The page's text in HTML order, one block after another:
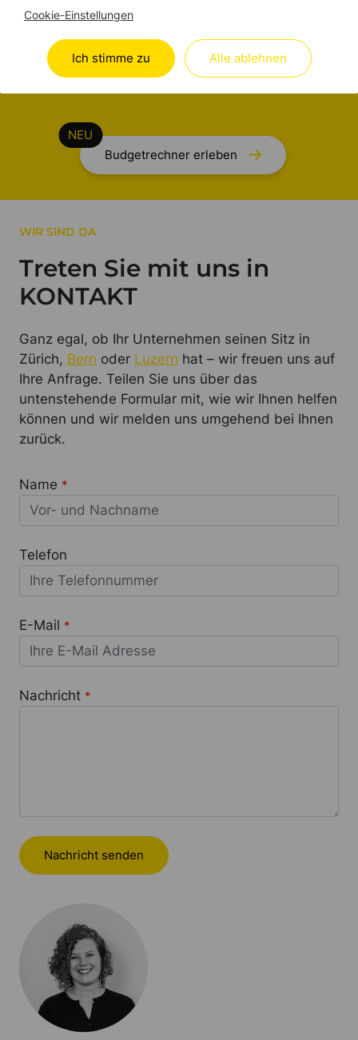
Brandschutz-Projekt in Zürich oder der Region –
und das in nur wenigen Minuten.
Budgetrechner erleben
WIR SIND DA
Treten Sie mit uns in
KONTAKT
Ganz egal, ob Ihr Unternehmen seinen Sitz in
Zürich, Bern oder Luzern hat – wir freuen uns auf
Ihre Anfrage. Teilen Sie uns über das
untenstehende Formular mit, wie wir Ihnen helfen
können und wir melden uns umgehend bei Ihnen
zurück.
Name *
Telefon
E-Mail *
Nachricht *
Nachricht senden
Cookie-Einstellungen
Ich stimme zu Alle ablehnen